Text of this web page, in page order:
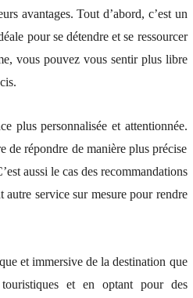
avantages. Tout d’abord, c’est un
pour se détendre et se ressourcer
vous pouvez vous sentir plus libre
plus personnalisée et attentionnée.
de répondre de manière plus précise
aussi le cas des recommandations
autre service sur mesure pour rendre
et immersive de la destination que
et en optant pour des